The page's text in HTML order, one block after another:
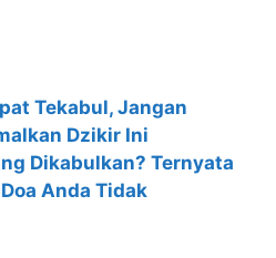
Tekabul, Jangan
Dzikir Ini
Dikabulkan? Ternyata
Anda Tidak